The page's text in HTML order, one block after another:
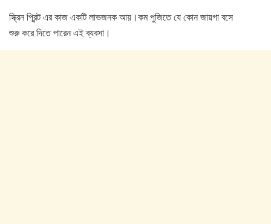
স্ক্রিন প্রিন্ট এর কাজ একটি লাভজনক আয়।কম পুজিতে যে কোন জায়গা বসে
শুরু করে দিতে পারেন এই ব্যবসা।